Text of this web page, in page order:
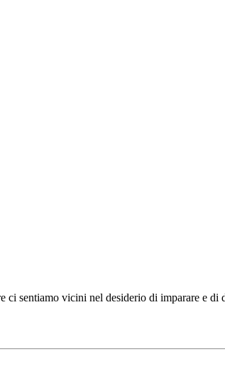
sentiamo vicini nel desiderio di imparare e di